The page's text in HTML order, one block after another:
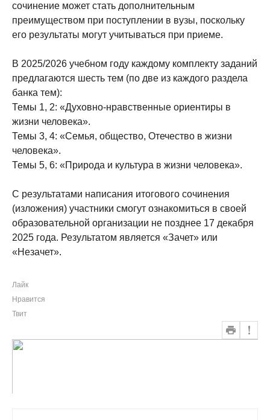
сочинение может стать дополнительным
преимуществом при поступлении в вузы, поскольку
его результаты могут учитываться при приеме.
В 2025/2026 учебном году каждому комплекту заданий
предлагаются шесть тем (по две из каждого раздела
банка тем):
Темы 1, 2: «Духовно-нравственные ориентиры в
жизни человека».
Темы 3, 4: «Семья, общество, Отечество в жизни
человека».
Темы 5, 6: «Природа и культура в жизни человека».
С результатами написания итогового сочинения
(изложения) участники смогут ознакомиться в своей
образовательной организации не позднее 17 декабря
2025 года. Результатом является «Зачет» или
«Незачет».
Лайк
Нравится
Твит